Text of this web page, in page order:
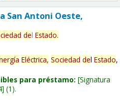
San Antoni Oeste,
del Estado.
Eléctrica, Sociedad del Estado,
para préstamo: Signatura
(1).